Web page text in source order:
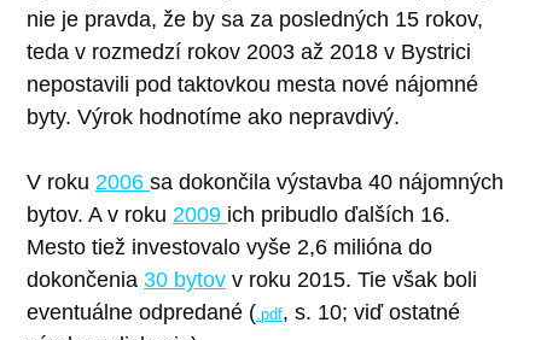
nie je pravda, že by sa za posledných 15 rokov,
teda v rozmedzí rokov 2003 až 2018 v Bystrici
nepostavili pod taktovkou mesta nové nájomné
byty. Výrok hodnotíme ako nepravdivý.
V roku 2006 sa dokončila výstavba 40 nájomných
bytov. A v roku 2009 ich pribudlo ďalších 16.
Mesto tiež investovalo vyše 2,6 milióna do
dokončenia 30 bytov v roku 2015. Tie však boli
eventuálne odpredané ( .pdf, s. 10; viď ostatné